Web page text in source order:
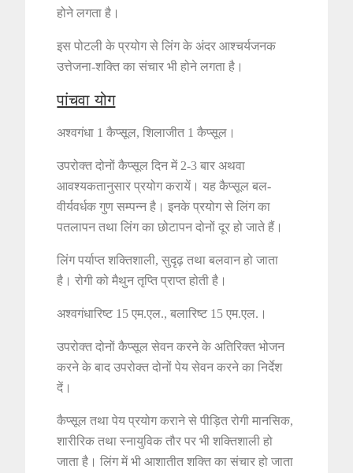
होने लगता है।
इस पोटली के प्रयोग से लिंग के अंदर आश्चर्यजनक
उत्तेजना-शक्ति का संचार भी होने लगता है।
पांचवा योग
अश्वगंधा 1 कैप्सूल, शिलाजीत 1 कैप्सूल।
उपरोक्त दोनों कैप्सूल दिन में 2-3 बार अथवा
आवश्यकतानुसार प्रयोग करायें। यह कैप्सूल बल-
वीर्यवर्धक गुण सम्पन्न है। इनके प्रयोग से लिंग का
पतलापन तथा लिंग का छोटापन दोनों दूर हो जाते हैं।
लिंग पर्याप्त शक्तिशाली, सुदृढ़ तथा बलवान हो जाता
है। रोगी को मैथुन तृप्ति प्राप्त होती है।
अश्वगंधारिष्ट 15 एम.एल., बलारिष्ट 15 एम.एल.।
उपरोक्त दोनों कैप्सूल सेवन करने के अतिरिक्त भोजन
करने के बाद उपरोक्त दोनों पेय सेवन करने का निर्देश
दें।
कैप्सूल तथा पेय प्रयोग कराने से पीड़ित रोगी मानसिक,
शारीरिक तथा स्नायुविक तौर पर भी शक्तिशाली हो
जाता है। लिंग में भी आशातीत शक्ति का संचार हो जाता